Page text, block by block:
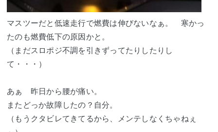
マスツーだと低速走行で燃費は伸びないなぁ。 寒かっ
たのも燃費低下の原因かと。
（まだスロポジ不調を引きずってたりしたりし
て・・・）
あぁ 昨日から腰が痛い。
またどっか故障したの？自分。
（もうクタビレてきてるから、メンテしなくちゃねぇ